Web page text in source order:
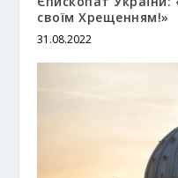
своїм Хрещенням!»
31.08.2022